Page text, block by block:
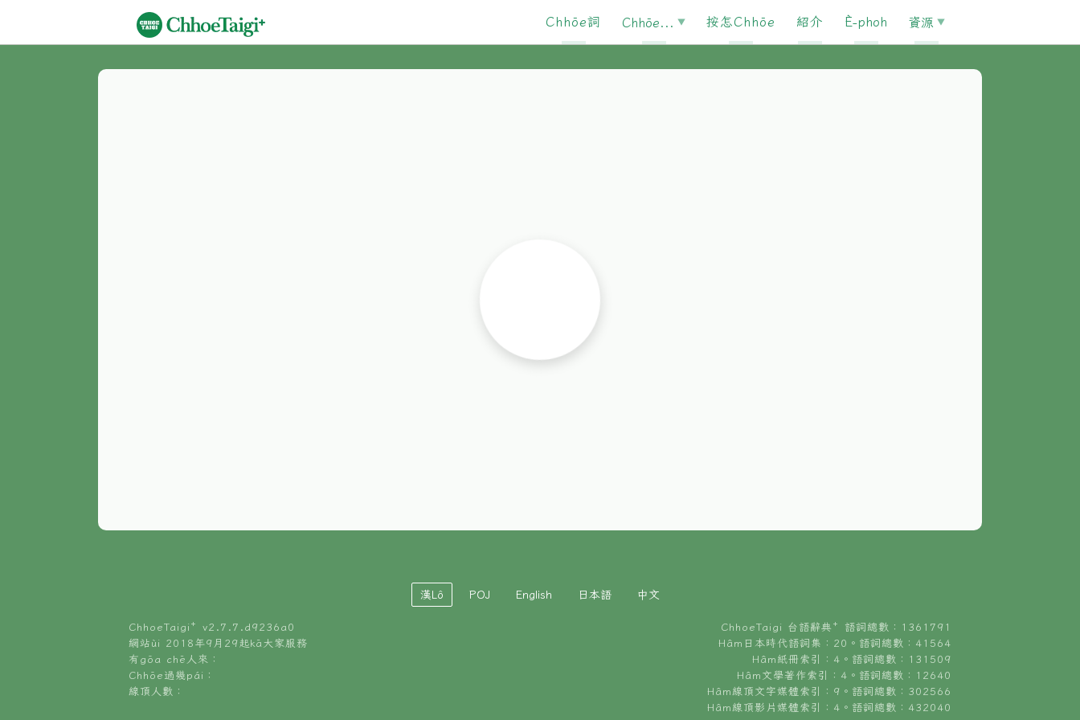
Chhōe詞 Chhōe... 按怎Chhōe 紹介 È-phoh 資源
漢Lô POJ English 日本語 中文
ChhoeTaigi⁺ v2.7.7.d9236a0
網站ùi 2018年9月29起kā大家服務
有gōa chē人來：
Chhōe過幾pái：
線頂人數：
ChhoeTaigi 台語辭典⁺ 語詞總數：1361791
Hâm日本時代語詞集：20。語詞總數：41564
Hâm紙冊索引：4。語詞總數：131509
Hâm文學著作索引：4。語詞總數：12640
Hâm線頂文字媒體索引：9。語詞總數：302566
Hâm線頂影片媒體索引：4。語詞總數：432040